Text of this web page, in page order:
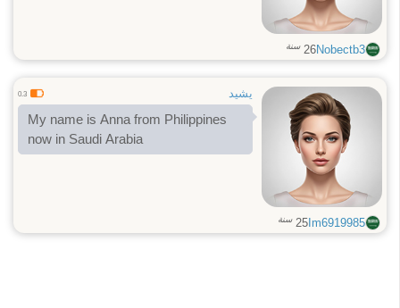
Nobectb3
26 سنة
يشيد 0.3
My name is Anna from Philippines
now in Saudi Arabia
Im6919985
25 سنة